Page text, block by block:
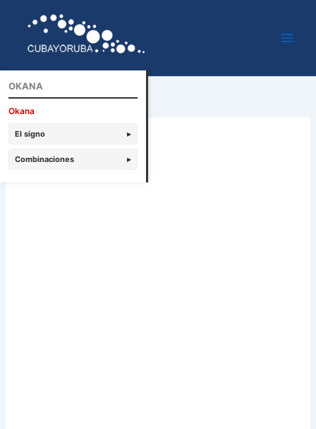
contenido
OKANA
Okana
El signo ▸
Combinaciones ▸